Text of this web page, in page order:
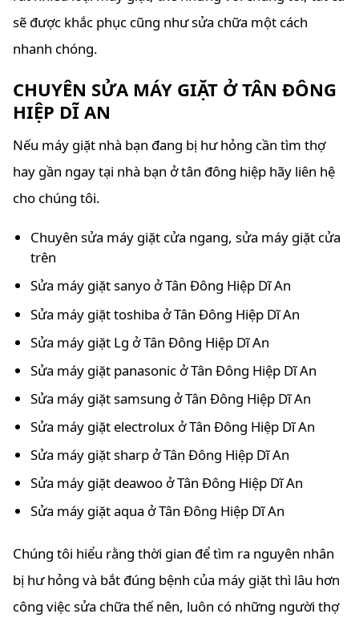
sẽ được khắc phục cũng như sửa chữa một cách
nhanh chóng.
CHUYÊN SỬA MÁY GIẶT Ở TÂN ĐÔNG
HIỆP DĨ AN
Nếu máy giặt nhà bạn đang bị hư hỏng cần tìm thợ
hay gần ngay tại nhà bạn ở tân đông hiệp hãy liên hệ
cho chúng tôi.
Chuyên sửa máy giặt cửa ngang, sửa máy giặt cửa
trên
Sửa máy giặt sanyo ở Tân Đông Hiệp Dĩ An
Sửa máy giặt toshiba ở Tân Đông Hiệp Dĩ An
Sửa máy giặt Lg ở Tân Đông Hiệp Dĩ An
Sửa máy giặt panasonic ở Tân Đông Hiệp Dĩ An
Sửa máy giặt samsung ở Tân Đông Hiệp Dĩ An
Sửa máy giặt electrolux ở Tân Đông Hiệp Dĩ An
Sửa máy giặt sharp ở Tân Đông Hiệp Dĩ An
Sửa máy giặt deawoo ở Tân Đông Hiệp Dĩ An
Sửa máy giặt aqua ở Tân Đông Hiệp Dĩ An
Chúng tôi hiểu rằng thời gian để tìm ra nguyên nhân
bị hư hỏng và bắt đúng bệnh của máy giặt thì lâu hơn
công việc sửa chữa thế nên, luôn có những người thợ